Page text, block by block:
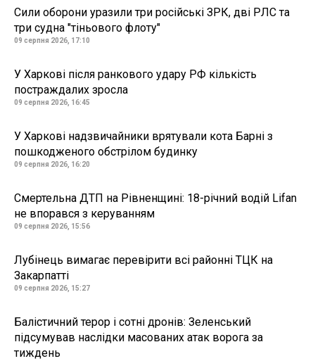
Сили оборони уразили три російські ЗРК, дві РЛС та
три судна "тіньового флоту"
09 серпня 2026, 17:10
У Харкові після ранкового удару РФ кількість
постраждалих зросла
09 серпня 2026, 16:45
У Харкові надзвичайники врятували кота Барні з
пошкодженого обстрілом будинку
09 серпня 2026, 16:20
Смертельна ДТП на Рівненщині: 18-річний водій Lifan
не впорався з керуванням
09 серпня 2026, 15:56
Лубінець вимагає перевірити всі районні ТЦК на
Закарпатті
09 серпня 2026, 15:27
Балістичний терор і сотні дронів: Зеленський
підсумував наслідки масованих атак ворога за
тиждень